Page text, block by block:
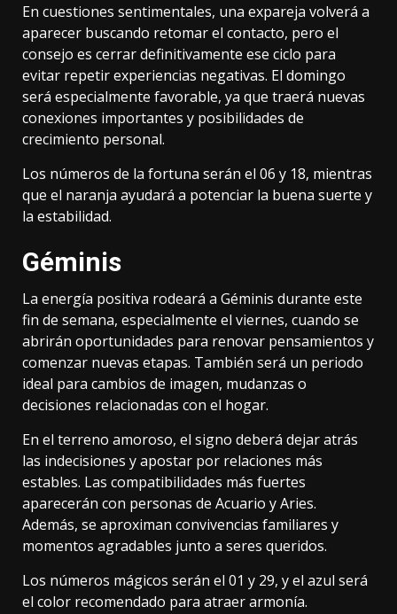
En cuestiones sentimentales, una expareja volverá a
aparecer buscando retomar el contacto, pero el
consejo es cerrar definitivamente ese ciclo para
evitar repetir experiencias negativas. El domingo
será especialmente favorable, ya que traerá nuevas
conexiones importantes y posibilidades de
crecimiento personal.
Los números de la fortuna serán el 06 y 18, mientras
que el naranja ayudará a potenciar la buena suerte y
la estabilidad.
Géminis
La energía positiva rodeará a Géminis durante este
fin de semana, especialmente el viernes, cuando se
abrirán oportunidades para renovar pensamientos y
comenzar nuevas etapas. También será un periodo
ideal para cambios de imagen, mudanzas o
decisiones relacionadas con el hogar.
En el terreno amoroso, el signo deberá dejar atrás
las indecisiones y apostar por relaciones más
estables. Las compatibilidades más fuertes
aparecerán con personas de Acuario y Aries.
Además, se aproximan convivencias familiares y
momentos agradables junto a seres queridos.
Los números mágicos serán el 01 y 29, y el azul será
el color recomendado para atraer armonía.